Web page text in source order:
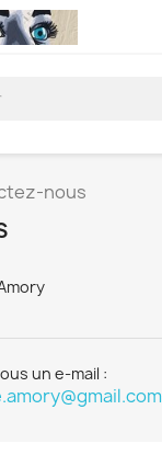
nous
un e-mail :